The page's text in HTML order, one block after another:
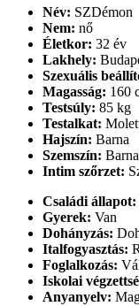
Név: SZDémon
Nem: nő
Életkor: 32 év
Lakhely:
Szexuális
Magasság: 160
Testsúly: 85 kg
Testalkat:
Hajszín: Barna
Szemszín: Barna
Intim szőrzet:
Családi állapot:
Gyerek: Van
Dohányzás:
Italfogyasztás:
Foglalkozás:
Iskolai
Anyanyelv: